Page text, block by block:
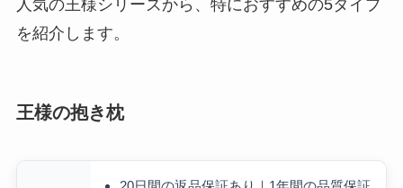
人気の王様シリーズから、特におすすめの5タイプ
を紹介します。
王様の抱き枕